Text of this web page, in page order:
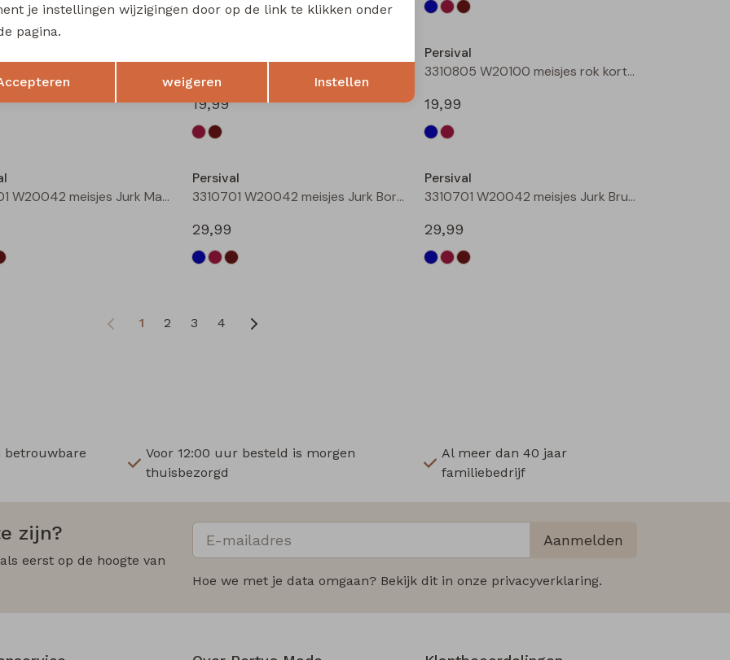
19,99
Persival
3310805 W20100 meisjes rok kort Marine
19,99
3310701 W20042 meisjes Jurk Marine
Persival
3310701 W20042 meisjes Jurk Bordeaux
29,99
Persival
3310701 W20042 meisjes Jurk Bruin donker
29,99
1 2 3 4
betrouwbare
Voor 12:00 uur besteld is morgen
thuisbezorgd
Al meer dan 40 jaar
familiebedrijf
zijn?
eerst op de hoogte van
Aanmelden
Hoe we met je data omgaan? Bekijk dit in onze privacyverklaring.
Terug Opslaan
je instellingen wijzigingen door op de link te klikken onder
pagina.
weigeren Instellen